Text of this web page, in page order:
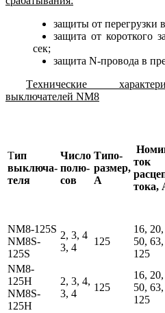
защиты от перегрузки
защита от короткого
сек;
защита N-провода в
Tехнические
выключателей NM8
Тип
выключа-
теля
Число
полю-
сов
Типо-
размер,
А
ток
тока,
NM8-125S
NM8S-
125S
2, 3, 4
3, 4
125
16,
50,
125
NM8-
125H
NM8S-
125H
2, 3, 4,
3, 4
125
16,
50,
125